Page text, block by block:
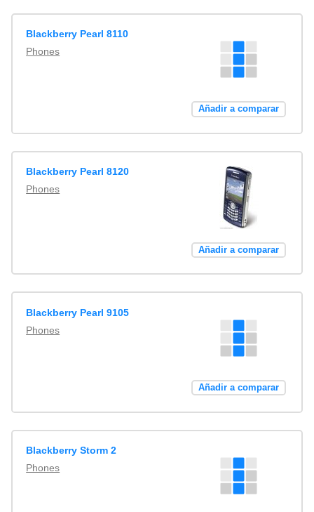
Blackberry Pearl 8110
Phones
Añadir a comparar
Blackberry Pearl 8120
Phones
Añadir a comparar
Blackberry Pearl 9105
Phones
Añadir a comparar
Blackberry Storm 2
Phones